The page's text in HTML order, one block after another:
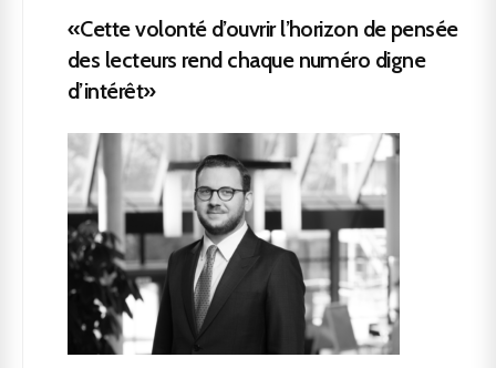
«Cette volonté d’ouvrir l’horizon de pensée
des lecteurs rend chaque numéro digne
d’intérêt»